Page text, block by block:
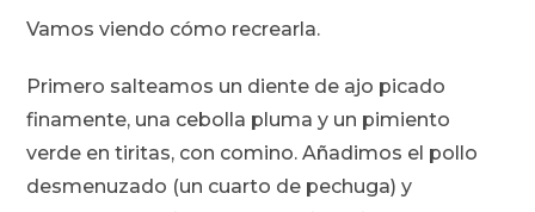
Vamos viendo cómo recrearla.
Primero salteamos un diente de ajo picado
finamente, una cebolla pluma y un pimiento
verde en tiritas, con comino. Añadimos el pollo
desmenuzado (un cuarto de pechuga) y